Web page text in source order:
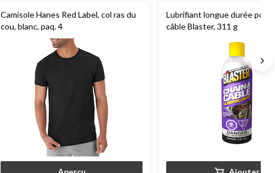
Camisole Hanes Red Label, col ras du
cou, blanc, paq. 4
Lubrifiant longue durée pour
câble Blaster, 311 g